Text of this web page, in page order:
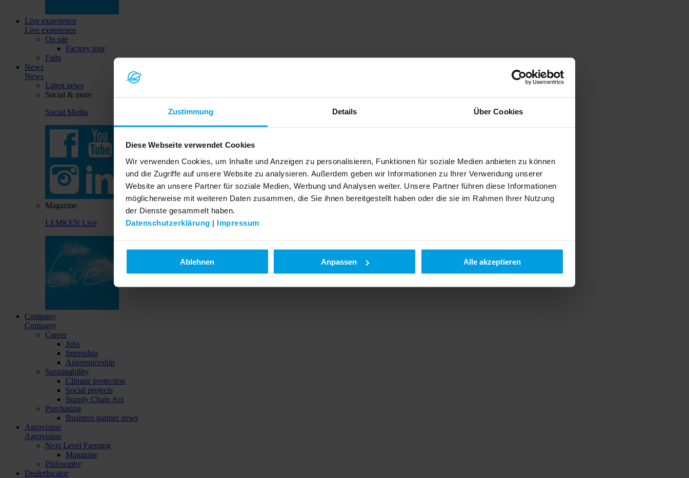
Zustimmung Details Über Cookies
Diese Webseite verwendet Cookies
Wir verwenden Cookies, um Inhalte und Anzeigen zu personalisieren, Funktionen für soziale Medien anbieten zu können
und die Zugriffe auf unsere Website zu analysieren. Außerdem geben wir Informationen zu Ihrer Verwendung unserer
Website an unsere Partner für soziale Medien, Werbung und Analysen weiter. Unsere Partner führen diese Informationen
möglicherweise mit weiteren Daten zusammen, die Sie ihnen bereitgestellt haben oder die sie im Rahmen Ihrer Nutzung
der Dienste gesammelt haben.
Datenschutzerklärung | Impressum
Ablehnen Anpassen Alle akzeptieren
Live experience
Live experience
On site
Factory tour
Fairs
News
News
Latest news
Social & more
Social Media
Magazine
LEMKEN Live
Company
Company
Career
Jobs
Internship
Apprenticeship
Sustainability
Climate protection
Social projects
Supply Chain Act
Purchasing
Business partner news
Agrovision
Agrovision
Next Level Farming
Magazine
Philosophy
Dealerlocator